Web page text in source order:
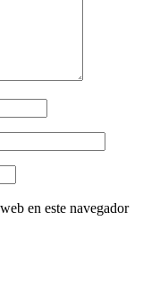
en este navegador